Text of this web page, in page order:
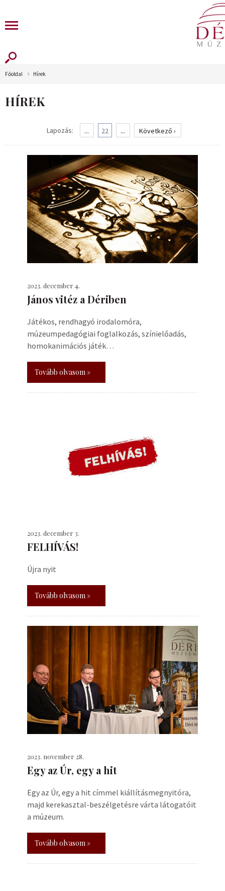
Főoldal Hírek
HÍREK
Lapozás: ... 22 ... Következő ›
2023. december 4.
János vitéz a Dériben
Játékos, rendhagyó irodalomóra,
múzeumpedagógiai foglalkozás, színielőadás,
homokanimációs játék…
Tovább olvasom »
2023. december 3.
FELHÍVÁS!
Újra nyit
Tovább olvasom »
2023. november 28.
Egy az Úr, egy a hit
Egy az Úr, egy a hit címmel kiállításmegnyitóra,
majd kerekasztal-beszélgetésre várta látogatóit
a múzeum.
Tovább olvasom »